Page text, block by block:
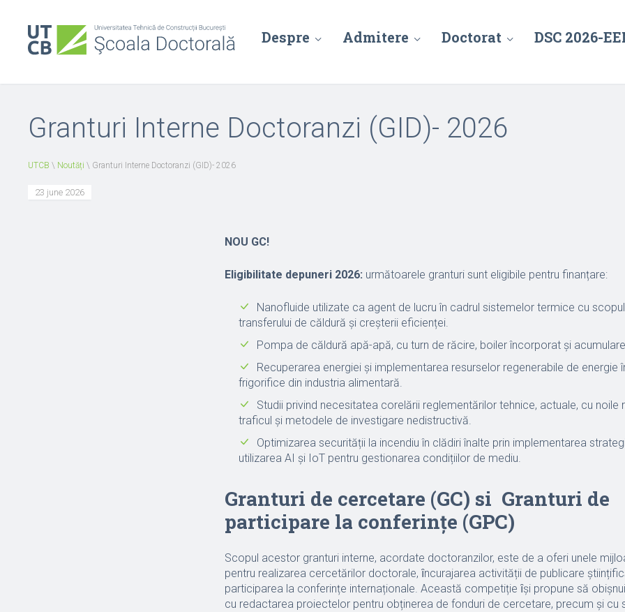
Despre Admitere Doctorat DSC 2026-
Granturi Interne Doctoranzi (GID)- 2026
UTCB \ Noutăți \ Granturi Interne Doctoranzi (GID)- 2026
23 june 2026
NOU GC!
Eligibilitate depuneri 2026: următoarele granturi sunt eligibile pentru finanțare:
Nanofluide utilizate ca agent de lucru în cadrul sistemelor termice cu
transferului de căldură și creșterii eficienței.
Pompa de căldură apă-apă, cu turn de răcire, boiler încorporat și
Recuperarea energiei și implementarea resurselor regenerabile de energie
frigorifice din industria alimentară.
Studii privind necesitatea corelării reglementărilor tehnice, actuale, cu noile
traficul și metodele de investigare nedistructivă.
Optimizarea securității la incendiu în clădiri înalte prin implementarea
utilizarea AI și IoT pentru gestionarea condițiilor de mediu.
Granturi de cercetare (GC) si Granturi de
participare la conferințe (GPC)
Scopul acestor granturi interne, acordate doctoranzilor, este de a oferi unele
pentru realizarea cercetărilor doctorale, ȋncurajarea activității de publicare
participarea la conferințe internaționale. Această competiție ȋşi propune să
cu redactarea proiectelor pentru obținerea de fonduri de cercetare, precum şi cu